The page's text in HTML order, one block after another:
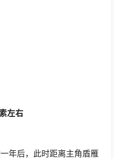
左右
年后，此时距离主角盾雁